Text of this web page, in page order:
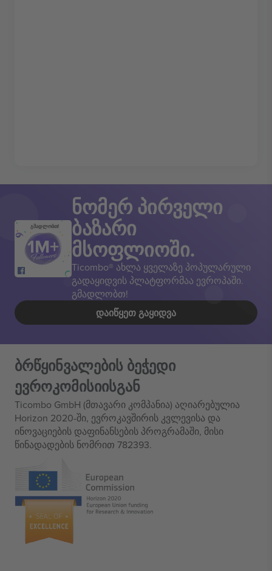
გმადლობთ!
ნომერ პირველი
ბაზარი
მსოფლიოში.
Ticombo® ახლა ყველაზე პოპულარული
გადაყიდვის პლატფორმაა ევროპაში.
გმადლობთ!
ᲓᲐᲘᲬᲧᲔᲗ ᲒᲐᲧᲘᲓᲕᲐ
ბრწყინვალების ბეჭედი
ევროკომისიისგან
Ticombo GmbH (მთავარი კომპანია) აღიარებულია
Horizon 2020-ში, ევროკავშირის კვლევისა და
ინოვაციების დაფინანსების პროგრამაში, მისი
წინადადების ნომრით 782393.